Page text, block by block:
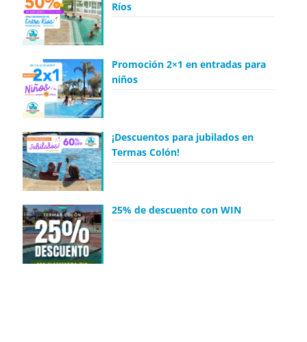
Ríos
Promoción 2×1 en entradas para
niños
¡Descuentos para jubilados en
Termas Colón!
25% de descuento con WIN